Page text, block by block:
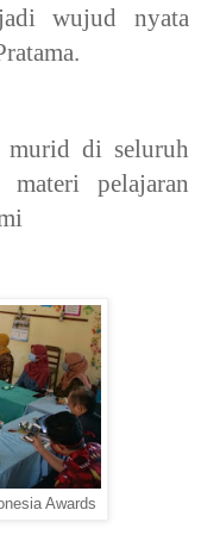
wujud nyata
murid di seluruh
materi pelajaran
Awards